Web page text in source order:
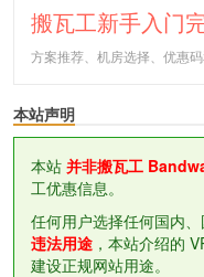
搬瓦工新手入门
方案推荐、机房选择、优惠
本站声明
本站 并非搬瓦工
工优惠信息。
任何用户选择任何国内
违法用途 ，本站介绍的
建设正规网站用途。